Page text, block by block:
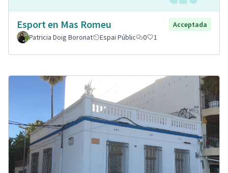
Esport en Mas Romeu
Acceptada
Patricia Doig Boronat
Espai Públic 0 1